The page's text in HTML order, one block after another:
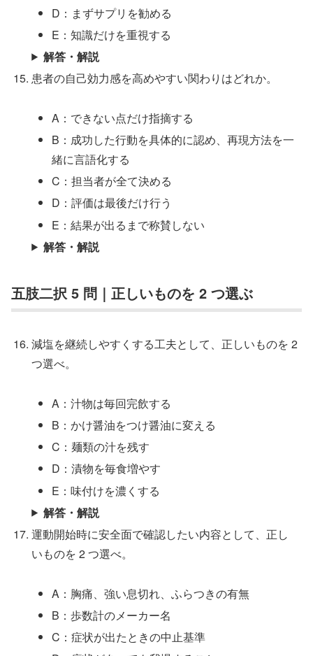
D：まずサプリを勧める
E：知識だけを重視する
解答・解説
患者の自己効力感を高めやすい関わりはどれか。
A：できない点だけ指摘する
B：成功した行動を具体的に認め、再現方法を一
緒に言語化する
C：担当者が全て決める
D：評価は最後だけ行う
E：結果が出るまで称賛しない
解答・解説
五肢二択 5 問｜正しいものを 2 つ選ぶ
減塩を継続しやすくする工夫として、正しいものを 2
つ選べ。
A：汁物は毎回完飲する
B：かけ醤油をつけ醤油に変える
C：麺類の汁を残す
D：漬物を毎食増やす
E：味付けを濃くする
解答・解説
運動開始時に安全面で確認したい内容として、正し
いものを 2 つ選べ。
A：胸痛、強い息切れ、ふらつきの有無
B：歩数計のメーカー名
C：症状が出たときの中止基準